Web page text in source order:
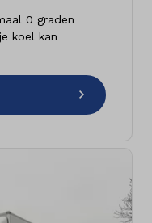
0 graden
koel kan